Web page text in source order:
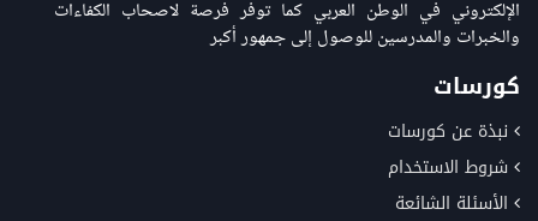
الإلكتروني في الوطن العربي كما توفر فرصة لاصحاب الكفاءات
والخبرات والمدرسين للوصول إلى جمهور أكبر
كورسات
نبذة عن كورسات
شروط الاستخدام
الأسئلة الشائعة